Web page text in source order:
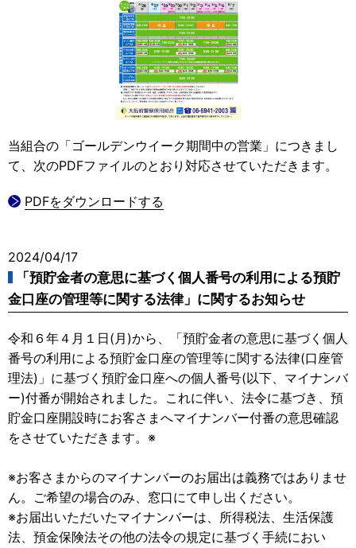
当組合の「ゴールデンウイーク期間中の営業」につきまし
て、次のPDFファイルのとおり対応させていただきます。
PDFをダウンロードする
2024/04/17
「預貯金者の意思に基づく個人番号の利用による預貯
金口座の管理等に関する法律」に関するお知らせ
令和６年４月１日(月)から、「預貯金者の意思に基づく個人
番号の利用による預貯金口座の管理等に関する法律(口座管
理法)」に基づく預貯金口座への個人番号(以下、マイナンバ
ー)付番が開始されました。これに伴い、法令に基づき、預
貯金口座開設時にお客さまへマイナンバー付番の意思確認
をさせていただきます。※
※お客さまからのマイナンバーのお届出は義務ではありませ
ん。ご希望の場合のみ、窓口にて申し出ください。
※お届出いただいたマイナンバーは、所得税法、生活保護
法、預金保険法その他の法令の規定に基づく手続におい